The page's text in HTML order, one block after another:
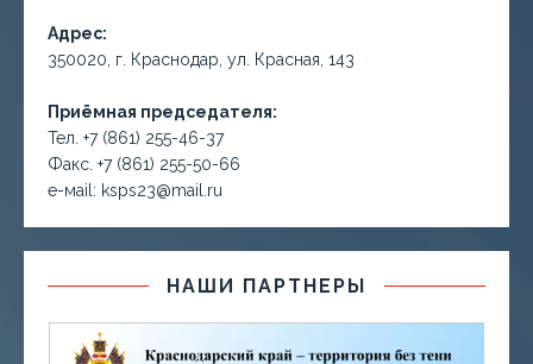
Адрес:
350020, г. Краснодар, ул. Красная, 143
Приёмная председателя:
Тел. +7 (861) 255-46-37
Факс. +7 (861) 255-50-66
е-маil: ksps23@mail.ru
НАШИ ПАРТНЕРЫ